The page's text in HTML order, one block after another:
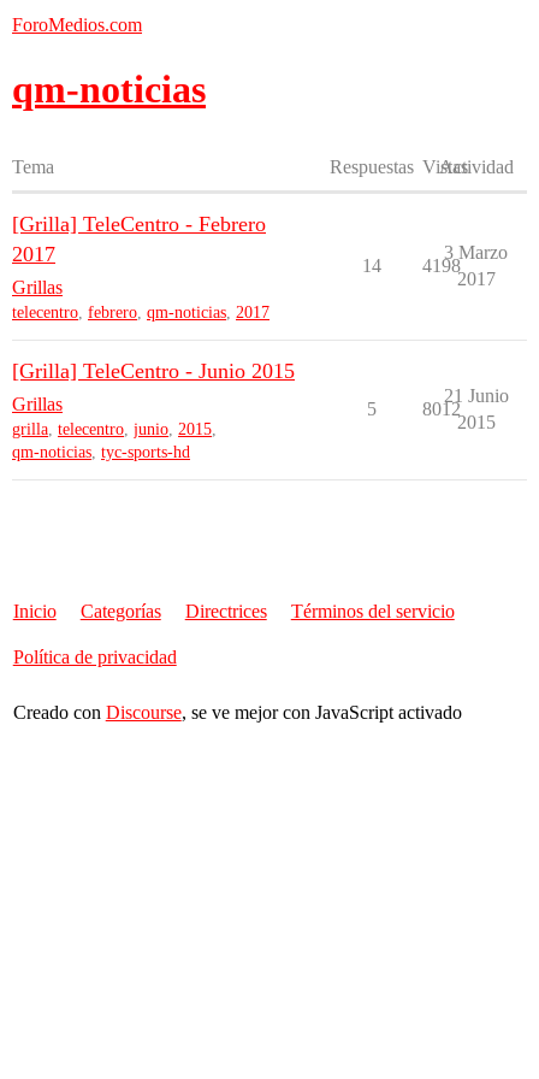
ForoMedios.com
qm-noticias
Tema Respuestas Vistas
Actividad
[Grilla] TeleCentro - Febrero
2017
Grillas
telecentro, febrero, qm-noticias, 2017
14 4198
3 Marzo
2017
[Grilla] TeleCentro - Junio 2015
Grillas
grilla, telecentro, junio, 2015,
qm-noticias, tyc-sports-hd
5 8012
21 Junio
2015
Inicio Categorías Directrices Términos del servicio
Política de privacidad
Creado con Discourse, se ve mejor con JavaScript activado